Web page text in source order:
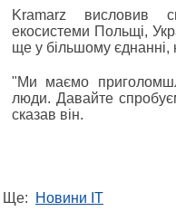
Kramarz висловив
екосистеми Польщі,
ще у більшому єднанні,
"Ми маємо
люди. Давайте
сказав він.
Ще: Новини IT